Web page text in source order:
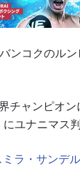
ンコクのル
チャンピオン
にユナニマス
ミラ・サンデル